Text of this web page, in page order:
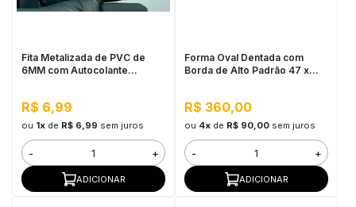
Fita Metalizada de PVC de
6MM com Autocolante
R$ 6,99
ou 1xde R$ 6,99 sem juros
- +
ADICIONAR
Forma Oval Dentada com
Borda de Alto Padrão 47 x
R$ 360,00
ou 4xde R$ 90,00 sem juros
- +
ADICIONAR